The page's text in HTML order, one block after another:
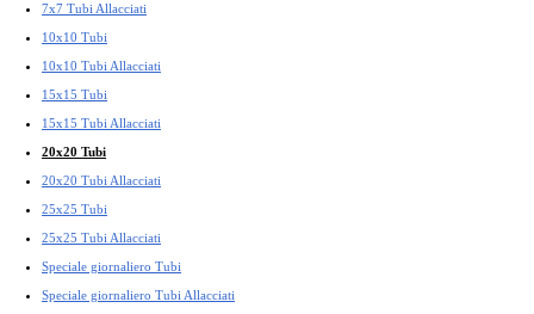
7x7 Tubi Allacciati
10x10 Tubi
10x10 Tubi Allacciati
15x15 Tubi
15x15 Tubi Allacciati
20x20 Tubi
20x20 Tubi Allacciati
25x25 Tubi
25x25 Tubi Allacciati
Speciale giornaliero Tubi
Speciale giornaliero Tubi Allacciati